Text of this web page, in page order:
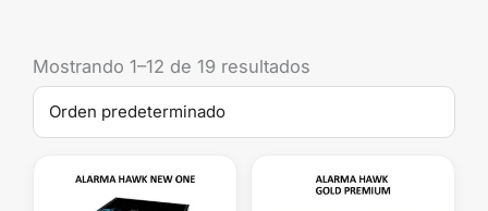
Mostrando 1–12 de 19 resultados